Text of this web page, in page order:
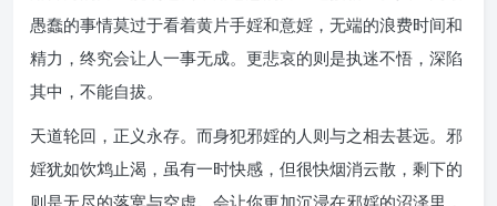
愚蠢的事情莫过于看着黄片手婬和意婬，无端的浪费时间和
精力，终究会让人一事无成。更悲哀的则是执迷不悟，深陷
其中，不能自拔。
天道轮回，正义永存。而身犯邪婬的人则与之相去甚远。邪
婬犹如饮鸩止渴，虽有一时快感，但很快烟消云散，剩下的
则是无尽的落寞与空虚。会让你更加沉浸在邪婬的沼泽里，